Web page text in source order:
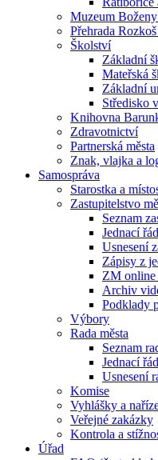
Muzeum
Přehrada
Školství
Základní
Mateřská
Základní
Středisko
Knihovna
Zdravotnictví
Partnerská města
Znak, vlajka a
Samospráva
Starostka a
Zastupitelstvo
Seznam
Jednací
Usnesení
Zápisy z
ZM
Archiv
Podklady
Výbory
Rada města
Seznam
Jednací řád
Usnesení
Komise
Vyhlášky a
Veřejné zakázky
Kontrola a
Úřad